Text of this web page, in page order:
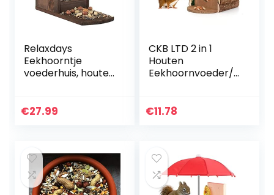
Relaxdays
Eekhoorntje
voederhuis, houten
metalen dak,
€27.99
CKB LTD 2 in 1
Houten
Eekhoornvoeder/N
Voerstation of
€11.78